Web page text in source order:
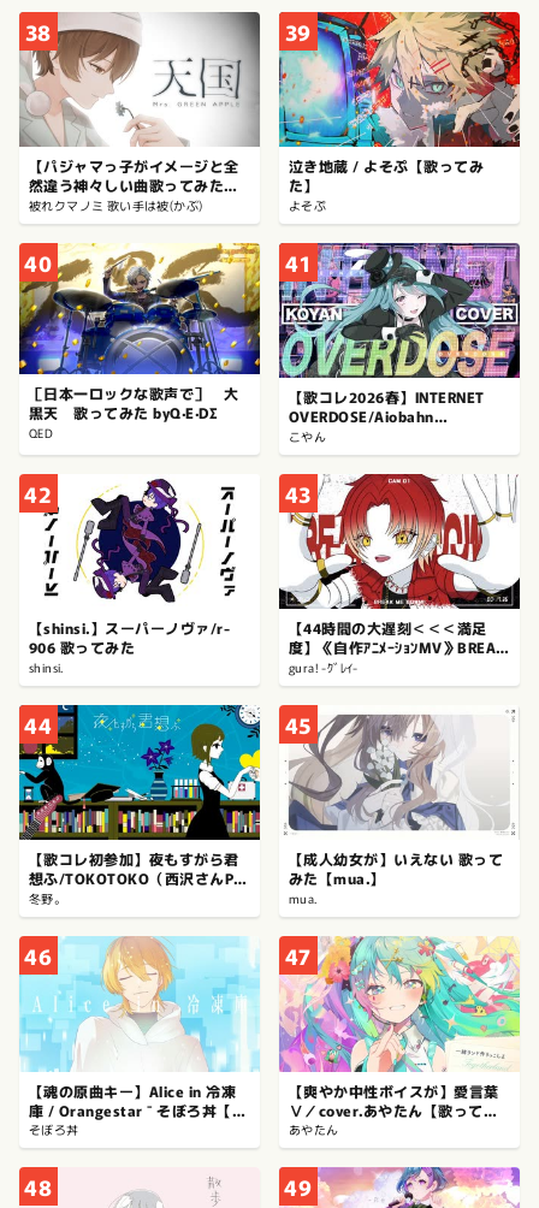
38
【パジャマっ子がイメージと全
然違う神々しい曲歌ってみた】
天国 / Mrs. GREEN APPLE
cover：被(かぶ)
被れクマノミ 歌い手は被(かぶ)
39
泣き地蔵 / よそぷ【歌ってみ
た】
よそぷ
40
［日本一ロックな歌声で］ 大
黒天 歌ってみた byQ·E·DΣ
QED
41
【歌コレ2026春】INTERNET
OVERDOSE/Aiobahn
+81(Cover by こやん)
こやん
42
【shinsi.】スーパーノヴァ/r-
906 歌ってみた
shinsi.
43
【44時間の大遅刻＜＜＜満足
度】《自作ｱﾆﾒｰｼｮﾝMV》BREAK
ME DOWN!! _"私らしく"歌って
みた
gura! -ｸﾞﾚｲ-
44
【歌コレ初参加】夜もすがら君
想ふ/TOKOTOKO（西沢さんP）
covered by 冬野。
冬野。
45
【成人幼女が】いえない 歌って
みた【mua.】
mua.
46
【魂の原曲キー】Alice in 冷凍
庫 / Orangestar ⁻ そぼろ丼【命
を削って歌ってみた】
そぼろ丼
47
【爽やか中性ボイスが】愛言葉
Ⅴ／cover.あやたん【歌ってみ
た】
あやたん
48 49